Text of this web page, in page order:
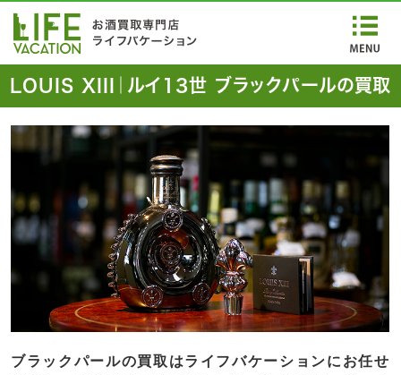
LOUIS XIII｜ルイ13世 ブラックパールの買取
ブラックパールの買取はライフバケーションにお任せ